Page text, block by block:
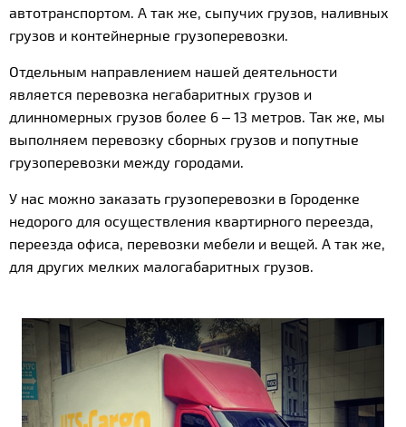
автотранспортом. А так же, сыпучих грузов, наливных
грузов и контейнерные грузоперевозки.
Отдельным направлением нашей деятельности
является перевозка негабаритных грузов и
длинномерных грузов более 6 – 13 метров. Так же, мы
выполняем перевозку сборных грузов и попутные
грузоперевозки между городами.
У нас можно заказать грузоперевозки в Городенке
недорого для осуществления квартирного переезда,
переезда офиса, перевозки мебели и вещей. А так же,
для других мелких малогабаритных грузов.